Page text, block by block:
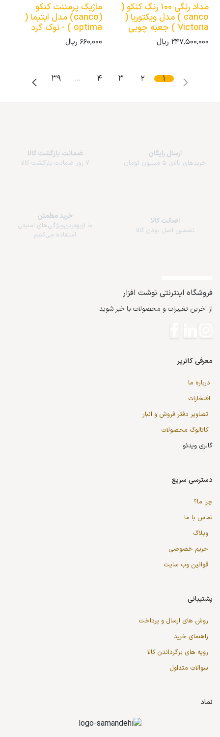
مداد رنگی 100 رنگ کنکو (
canco ) مدل ویکتوریا (
Victoria ) جعبه چوبی
247,500,000 ریال
ماژیک پرمننت کنکو
(canco) مدل اپتیما (
optima ) - نوک گرد
660,000ریال
1
2
3
4
…
39
ارسال رایگان
خریدهای بالای 5 میلیون تومان
ضمانت بازگشت کالا
7 روز ضمانت بازگشت کالا
اصالت کالا
تضمین اصل بودن کالا
خرید مطمئن
ما از‌بهترین‌ویژگی‌های امنیتی
استفاده می‌کنیم
فروشگاه اینترنتی نوشت افزار
از آخرین تغییرات و محصولات با خبر شوید
معرفی کاتریر
درباره ما
افتخارات
تصاویر دفتر فروش و انبار
کاتالوگ محصولات
گالری ویدئو
دسترسی سریع
چرا ما؟
تماس با ما
وبلاگ
حریم خصوصی
قوانین وب سایت
پشتیبانی
روش های ارسال و پرداخت
راهنمای خرید
رویه های برگرداندن کالا
سوالات متداول
نماد